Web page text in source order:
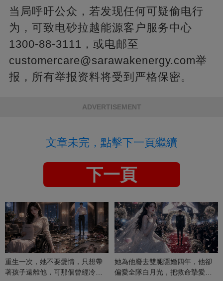
当局呼吁公众，若发现任何可疑偷电行
为，可致电砂拉越能源客户服务中心
1300-88-3111，或电邮至
customercare@sarawakenergy.com举
报，所有举报资料将受到严格保密。
ADVERTISEMENT
文章未完，點擊下一頁繼續
下一頁
重生一次，她不要愛情，只想帶
著孩子遠離他，可那個曾經冷漠
她為他廢去雙腿隱婚四年，他卻
偏愛全隊白月光，把救命摯愛當